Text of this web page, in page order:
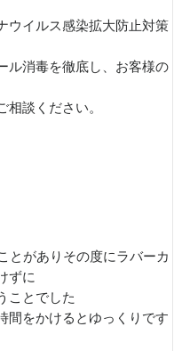
ウイルス感染拡大防止対策
ル消毒を徹底し、お客様の
談ください。
とがありその度にラバーカ
ずに
ことでした
間をかけるとゆっくりです